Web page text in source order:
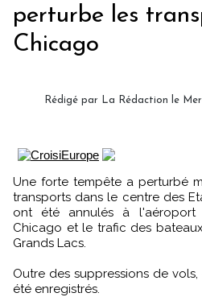
perturbe les
Chicago
Rédigé par La Rédaction le
Une forte tempête a perturbé mardi 26 octobre 2010 les
transports dans le centre des
ont été annulés à l'aéroport
Chicago et le trafic des
Grands Lacs.
Outre des suppressions de
été enregistrés.